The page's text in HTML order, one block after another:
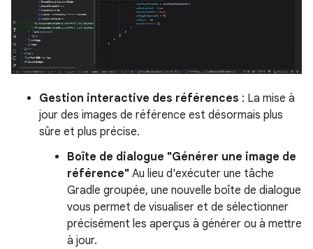
Gestion interactive des références : La mise à
jour des images de référence est désormais plus
sûre et plus précise.
Boîte de dialogue "Générer une image de
référence" Au lieu d'exécuter une tâche
Gradle groupée, une nouvelle boîte de dialogue
vous permet de visualiser et de sélectionner
précisément les aperçus à générer ou à mettre
à jour.